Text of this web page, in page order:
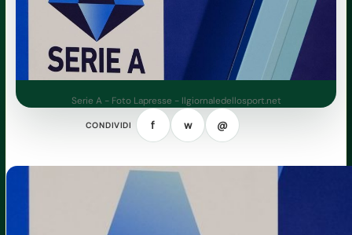
Serie A - Foto Lapresse - Ilgiornaledellosport.net
CONDIVIDI f w @